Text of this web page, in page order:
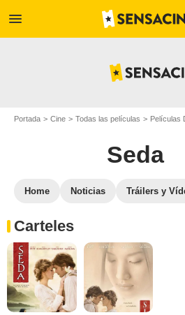
menu
Portada Cine Todas las películas Películas
Seda
Home Noticias Tráilers y
Carteles